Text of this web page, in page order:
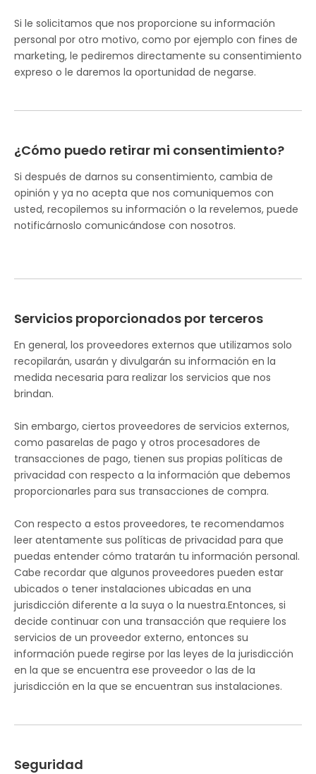
Si le solicitamos que nos proporcione su información
personal por otro motivo, como por ejemplo con fines de
marketing, le pediremos directamente su consentimiento
expreso o le daremos la oportunidad de negarse.
¿Cómo puedo retirar mi consentimiento?
Si después de darnos su consentimiento, cambia de
opinión y ya no acepta que nos comuniquemos con
usted, recopilemos su información o la revelemos, puede
notificárnoslo comunicándose con nosotros.
Servicios proporcionados por terceros
En general, los proveedores externos que utilizamos solo
recopilarán, usarán y divulgarán su información en la
medida necesaria para realizar los servicios que nos
brindan.
Sin embargo, ciertos proveedores de servicios externos,
como pasarelas de pago y otros procesadores de
transacciones de pago, tienen sus propias políticas de
privacidad con respecto a la información que debemos
proporcionarles para sus transacciones de compra.
Con respecto a estos proveedores, te recomendamos
leer atentamente sus políticas de privacidad para que
puedas entender cómo tratarán tu información personal.
Cabe recordar que algunos proveedores pueden estar
ubicados o tener instalaciones ubicadas en una
jurisdicción diferente a la suya o la nuestra.Entonces, si
decide continuar con una transacción que requiere los
servicios de un proveedor externo, entonces su
información puede regirse por las leyes de la jurisdicción
en la que se encuentra ese proveedor o las de la
jurisdicción en la que se encuentran sus instalaciones.
Seguridad